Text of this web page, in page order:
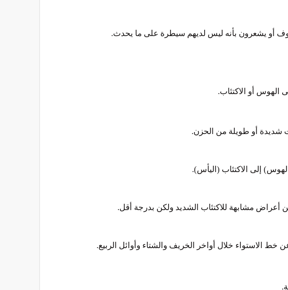
أو يشعرون بأنه ليس لديهم سيطرة على ما يحدث.
الهوس أو الاكتئاب.
شديدة أو طويلة من الحزن.
إلى الاكتئاب (اليأس).
أعراض مشابهة للاكتئاب الشديد ولكن بدرجة أقل.
خط الاستواء خلال أواخر الخريف والشتاء وأوائل الربيع.